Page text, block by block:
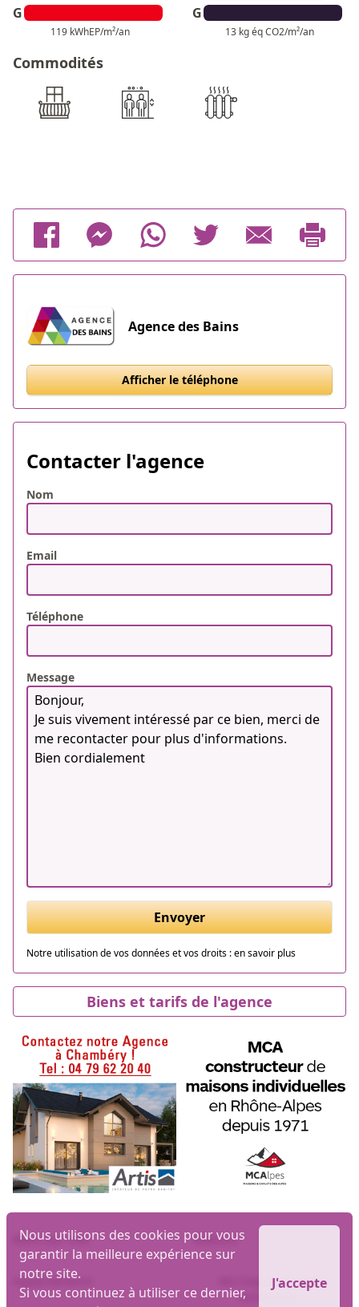
G
119 kWhEP/m²/an
G
13 kg éq CO2/m²/an
Commodités
Agence des Bains
Afficher le téléphone
Contacter l'agence
Nom
Email
Téléphone
Message
Envoyer
Notre utilisation de vos données et vos droits :en savoir plus
Biens et tarifs de l'agence
Nous utilisons des cookies pour vous
garantir la meilleure expérience sur
notre site.
Si vous continuez à utiliser ce dernier,
J'accepte
Biens par ville Maisons
Appartements
MLI logiciel et site
immobilier